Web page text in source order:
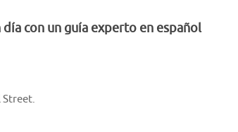
con un guía experto en español
Street.